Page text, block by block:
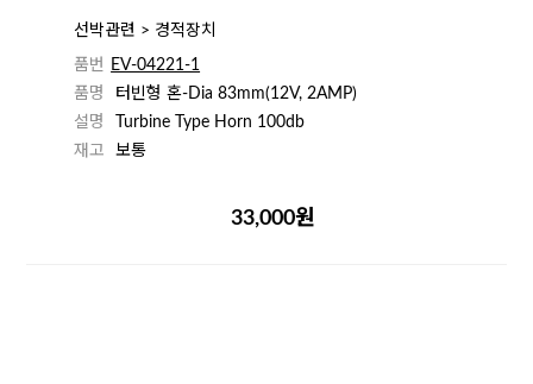
선박관련 > 경적장치
품번
EV-04221-1
품명
터빈형 혼-Dia 83mm(12V, 2AMP)
설명
Turbine Type Horn 100db
재고
보통
33,000원